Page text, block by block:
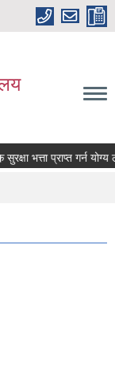
भत्ता प्राप्‍त गर्न